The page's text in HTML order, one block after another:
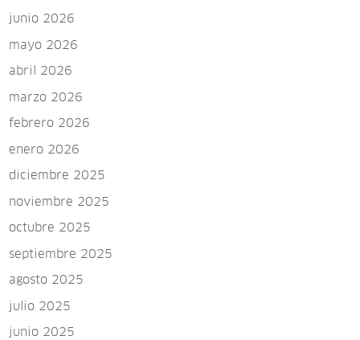
junio 2026
mayo 2026
abril 2026
marzo 2026
febrero 2026
enero 2026
diciembre 2025
noviembre 2025
octubre 2025
septiembre 2025
agosto 2025
julio 2025
junio 2025